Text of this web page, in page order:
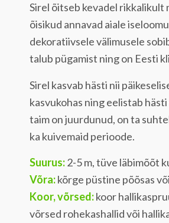
Sirel õitseb kevadel rikkalikult
õisikud annavad aiale
dekoratiivsele välimusele
talub pügamist ning on Eesti
Sirel kasvab hästi nii
kasvukohas ning eelistab
taim on juurdunud, on ta
ka kuivemaid perioode.
Suurus:2-5 m, tüve läbimõõt
Võra:kõrge püstine põõsas
Koor, võrsed:koor
võrsed rohekashallid või